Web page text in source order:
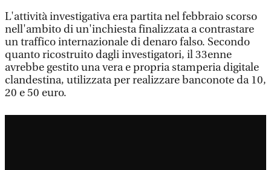
L'attività investigativa era partita nel febbraio scorso
nell'ambito di un'inchiesta finalizzata a contrastare
un traffico internazionale di denaro falso. Secondo
quanto ricostruito dagli investigatori, il 33enne
avrebbe gestito una vera e propria stamperia digitale
clandestina, utilizzata per realizzare banconote da 10,
20 e 50 euro.